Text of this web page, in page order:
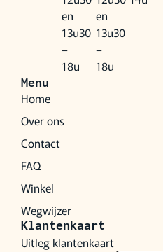
en
13u30
–
18u
en
13u30
–
18u
Menu
Home
Over ons
Contact
FAQ
Winkel
Wegwijzer
Klantenkaart
Uitleg klantenkaart